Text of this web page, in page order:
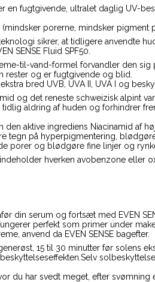
er en fugtgivende, ultralet daglig UV-
porerne, mindsker pigment
sikrer, at tidligere anvendte
SENSE Fluid SPF50.
til-vand-formel forvandler den sig
rester og er fugtgivende og blid.
bred UVB, UVA II, UVA I og
og det reneste schweizisk alpint
aldring af huden og forhindrer
den aktive ingrediens Niacinamid af
tegn på hyperpigmentering,
porer og blødgøre fine linjer og
hverken avobenzone eller
din serum og fortsæt med EVEN
perfekt som primer under
anvend da EVEN SENSE bagefter.
15 til 30 minutter før solens
du har svedt meget, efter svømning